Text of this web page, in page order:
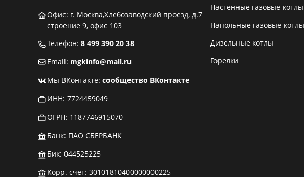
Офис: г. Москва,Хлебозаводский проезд, д.7
строение 9, офис 103
Телефон: 8 499 390 20 38
Email: mgkinfo@mail.ru
Мы ВКонтакте: сообщество ВКонтакте
ИНН: 7724459049
ОГРН: 1187746915070
Банк: ПАО СБЕРБАНК
Бик: 044525225
Корр. счет: 30101810400000000225
Настенные газовые котлы
Напольные газовые котлы
Дизельные котлы
Горелки